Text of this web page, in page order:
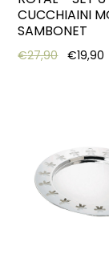
CUCCHIAINI
SAMBONET
€27,90 €19,90